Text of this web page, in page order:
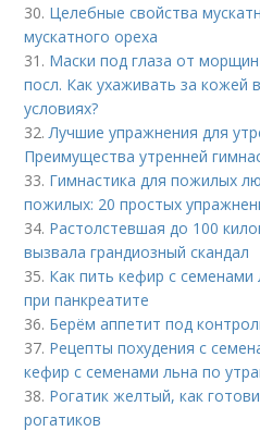
30. Целебные свойства
мускатного ореха
31. Маски под глаза от
посл. Как ухаживать за кожей
условиях?
32. Лучшие упражнения для
Преимущества утренней
33. Гимнастика для пожилых
пожилых: 20 простых
34. Растолстевшая до 100
вызвала грандиозный скандал
35. Как пить кефир с
при панкреатите
36. Берём аппетит под
37. Рецепты похудения с
кефир с семенами льна по
38. Рогатик желтый, как
рогатиков